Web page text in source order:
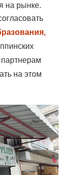
на рынке.
на этом